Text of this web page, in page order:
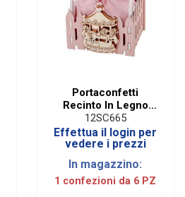
Portaconfetti
Recinto In Legno
Giostra Rosa | H 11
CM (6 PZ)
12SC665
Effettua il login per
vedere i prezzi
In magazzino:
1 confezioni da 6 PZ